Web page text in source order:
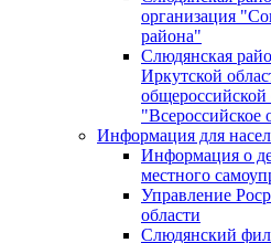
организация
района"
Слюдянская
Иркутской
"Всероссийское
Информация для
Информация о
местного
Управление
области
Слюдянский